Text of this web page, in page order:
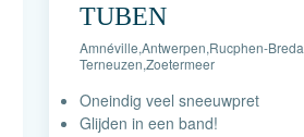
TUBEN
Amnéville,Antwerpen,Rucphen-Breda
Terneuzen,Zoetermeer
Oneindig veel sneeuwpret
Glijden in een band!